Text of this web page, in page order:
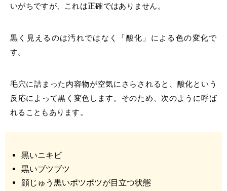
いがちですが、これは正確ではありません。
黒く見えるのは汚れではなく「酸化」による色の変化で
す。
毛穴に詰まった内容物が空気にさらされると、酸化という
反応によって黒く変色します。そのため、次のように呼ば
れることもあります。
黒いニキビ
黒いブツブツ
顔じゅう黒いポツポツが目立つ状態